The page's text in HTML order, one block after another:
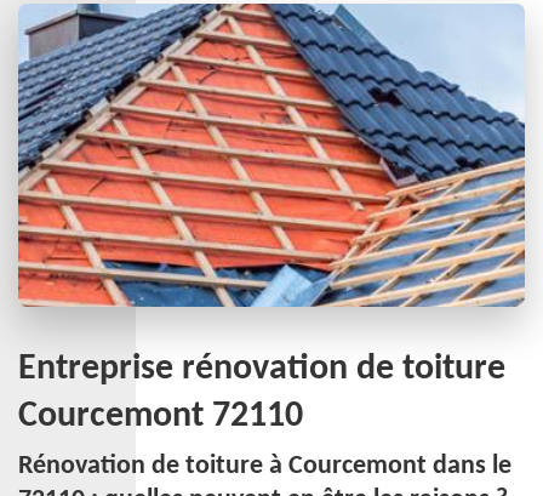
Entreprise rénovation de toiture
Courcemont 72110
Rénovation de toiture à Courcemont dans le